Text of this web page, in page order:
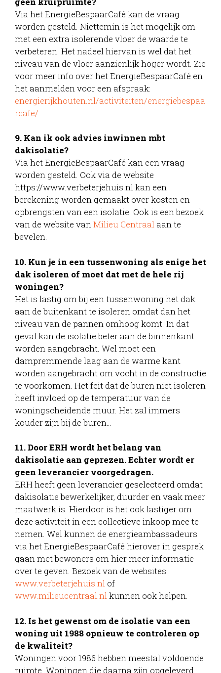
Via het EnergieBespaarCafé kan de vraag
worden gesteld. Niettemin is het mogelijk om
met een extra isolerende vloer de waarde te
verbeteren. Het nadeel hiervan is wel dat het
niveau van de vloer aanzienlijk hoger wordt. Zie
voor meer info over het EnergieBespaarCafé en
het aanmelden voor een afspraak:
energierijkhouten.nl/activiteiten/energiebespaa
rcafe/
9. Kan ik ook advies inwinnen mbt
dakisolatie?
Via het EnergieBespaarCafé kan een vraag
worden gesteld. Ook via de website
https://www.verbeterjehuis.nl kan een
berekening worden gemaakt over kosten en
opbrengsten van een isolatie. Ook is een bezoek
van de website vanMilieu Centraal aan te
bevelen.
10. Kun je in een tussenwoning als enige het
dak isoleren of moet dat met de hele rij
woningen?
Het is lastig om bij een tussenwoning het dak
aan de buitenkant te isoleren omdat dan het
niveau van de pannen omhoog komt. In dat
geval kan de isolatie beter aan de binnenkant
worden aangebracht. Wel moet een
dampremmende laag aan de warme kant
worden aangebracht om vocht in de constructie
te voorkomen. Het feit dat de buren niet isoleren
heeft invloed op de temperatuur van de
woningscheidende muur. Het zal immers
kouder zijn bij de buren…
11. Door ERH wordt het belang van
dakisolatie aan geprezen. Echter wordt er
geen leverancier voorgedragen.
ERH heeft geen leverancier geselecteerd omdat
dakisolatie bewerkelijker, duurder en vaak meer
maatwerk is. Hierdoor is het ook lastiger om
deze activiteit in een collectieve inkoop mee te
nemen. Wel kunnen de energieambassadeurs
via het EnergieBespaarCafé hierover in gesprek
gaan met bewoners om hier meer informatie
over te geven. Bezoek van de websites
www.verbeterjehuis.nl of
www.milieucentraal.nlkunnen ook helpen.
12. Is het gewenst om de isolatie van een
woning uit 1988 opnieuw te controleren op
de kwaliteit?
Woningen voor 1986 hebben meestal voldoende
ruimte. Woningen die daarna zijn opgeleverd